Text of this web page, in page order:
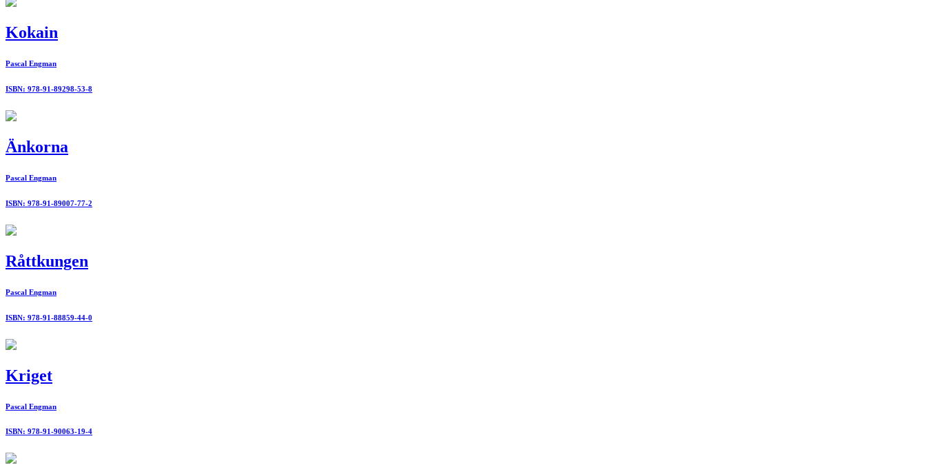
Kokain
Pascal Engman
ISBN: 978-91-89298-53-8
Änkorna
Pascal Engman
ISBN: 978-91-89007-77-2
Råttkungen
Pascal Engman
ISBN: 978-91-88859-44-0
Kriget
Pascal Engman
ISBN: 978-91-90063-19-4